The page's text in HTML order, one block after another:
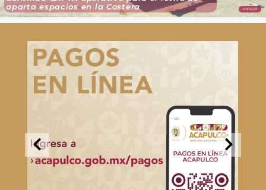
aparta espacios en la Costera
LEER MÁS